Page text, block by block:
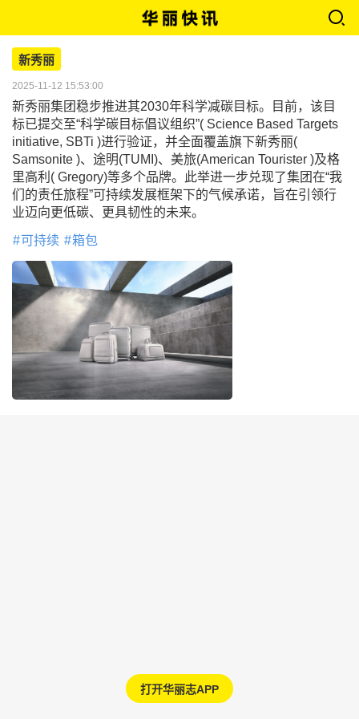
新秀丽
2025-11-12 15:53:00
新秀丽集团稳步推进其2030年科学减碳目标。目前，该目
标已提交至“科学碳目标倡议组织”( Science Based Targets
initiative, SBTi )进行验证，并全面覆盖旗下新秀丽(
Samsonite )、途明(TUMI)、美旅(American Tourister )及格
里高利( Gregory)等多个品牌。此举进一步兑现了集团在“我
们的责任旅程”可持续发展框架下的气候承诺，旨在引领行
业迈向更低碳、更具韧性的未来。
可持续 箱包
打开华丽志APP